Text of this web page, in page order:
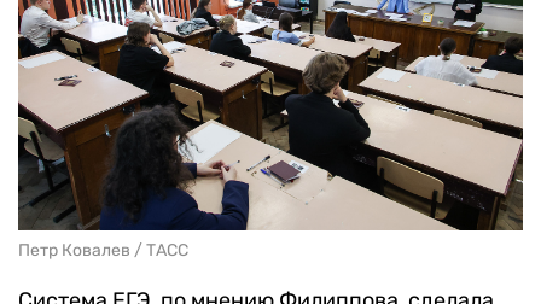
Петр Ковалев / ТАСС